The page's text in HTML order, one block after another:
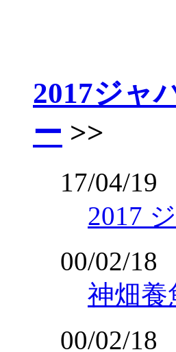
2017ジャ
ー >>
17/04/19
2017
00/02/18
神畑養
00/02/18